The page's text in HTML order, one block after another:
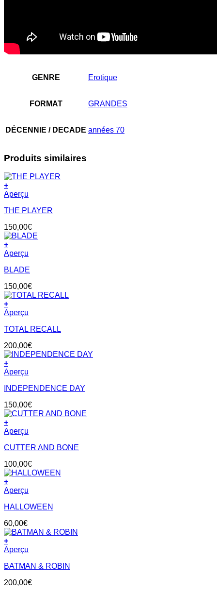
GENRE Erotique
FORMAT GRANDES
DÉCENNIE / DECADE années 70
Produits similaires
+
Aperçu
THE PLAYER
150,00€
+
Aperçu
BLADE
150,00€
+
Aperçu
TOTAL RECALL
200,00€
+
Aperçu
INDEPENDENCE DAY
150,00€
+
Aperçu
CUTTER AND BONE
100,00€
+
Aperçu
HALLOWEEN
60,00€
+
Aperçu
BATMAN & ROBIN
200,00€